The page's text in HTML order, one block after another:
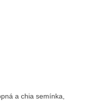
a chia semínka,